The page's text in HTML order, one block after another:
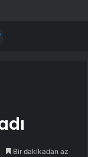
Bir dakikadan az